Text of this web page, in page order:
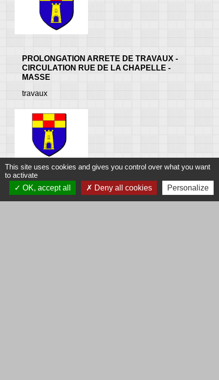
PROLONGATION ARRETE DE TRAVAUX -
CIRCULATION RUE DE LA CHAPELLE -
MASSE
travaux
CREATION DE 3 POSTE DE REFOULEMENT
This site uses cookies and gives you control over what you want
to activate
OK, accept all
Deny all cookies Personalize